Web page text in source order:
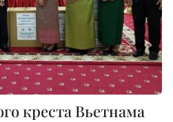
креста Вьетнама